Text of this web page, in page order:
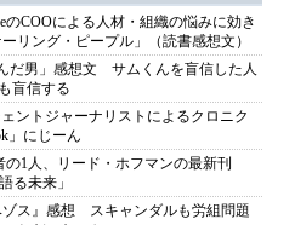
のCOOによる人材・組織の悩みに効き
リング・ピープル」（読書感想文）
だ男」感想文 サムくんを盲信した人
盲信する
ントジャーナリストによるクロニク
」にじーん
の1人、リード・ホフマンの最新刊
る未来」
ゾス』感想 スキャンダルも労組問題